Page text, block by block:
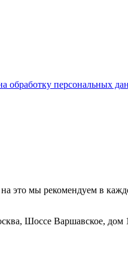
обработку персональных
это мы рекомендуем в
Шоссе Варшавское,